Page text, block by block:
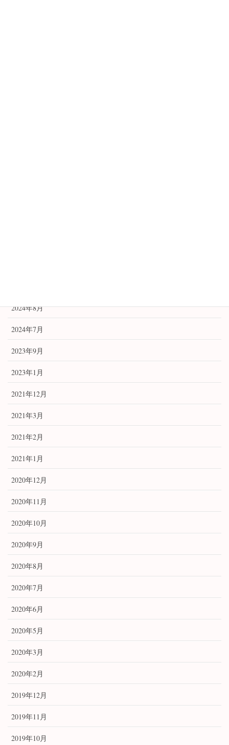
2024年8月
2024年7月
2023年9月
2023年1月
2021年12月
2021年3月
2021年2月
2021年1月
2020年12月
2020年11月
2020年10月
2020年9月
2020年8月
2020年7月
2020年6月
2020年5月
2020年3月
2020年2月
2019年12月
2019年11月
2019年10月